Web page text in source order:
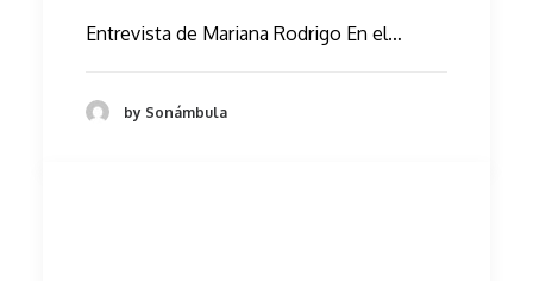
Entrevista de Mariana Rodrigo En el…
by Sonámbula